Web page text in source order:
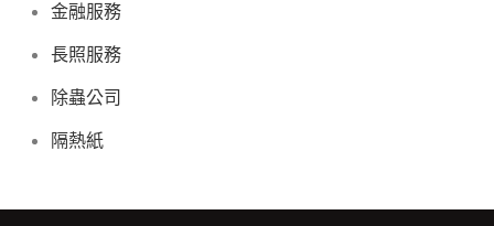
金融服務
長照服務
除蟲公司
隔熱紙